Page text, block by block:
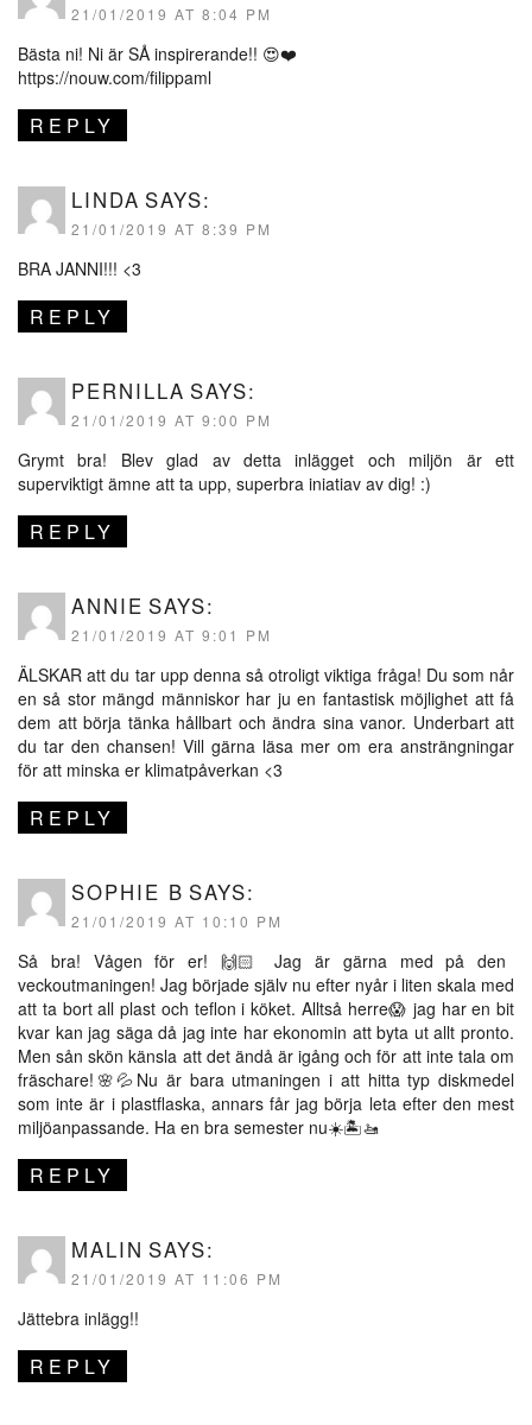
21/01/2019 AT 8:04 PM
Bästa ni! Ni är SÅ inspirerande!! 😍❤️
https://nouw.com/filippaml
REPLY
LINDA SAYS:
21/01/2019 AT 8:39 PM
BRA JANNI!!! <3
REPLY
PERNILLA SAYS:
21/01/2019 AT 9:00 PM
Grymt bra! Blev glad av detta inlägget och miljön är ett
superviktigt ämne att ta upp, superbra iniatiav av dig! :)
REPLY
ANNIE SAYS:
21/01/2019 AT 9:01 PM
ÄLSKAR att du tar upp denna så otroligt viktiga fråga! Du som når
en så stor mängd människor har ju en fantastisk möjlighet att få
dem att börja tänka hållbart och ändra sina vanor. Underbart att
du tar den chansen! Vill gärna läsa mer om era ansträngningar
för att minska er klimatpåverkan <3
REPLY
SOPHIE B SAYS:
21/01/2019 AT 10:10 PM
Så bra! Vågen för er! 🙌🏻 Jag är gärna med på den
veckoutmaningen! Jag började själv nu efter nyår i liten skala med
att ta bort all plast och teflon i köket. Alltså herre😱 jag har en bit
kvar kan jag säga då jag inte har ekonomin att byta ut allt pronto.
Men sån skön känsla att det ändå är igång och för att inte tala om
fräschare!🌸💦Nu är bara utmaningen i att hitta typ diskmedel
som inte är i plastflaska, annars får jag börja leta efter den mest
miljöanpassande. Ha en bra semester nu☀️🏝🚤
REPLY
MALIN SAYS:
21/01/2019 AT 11:06 PM
Jättebra inlägg!!
REPLY